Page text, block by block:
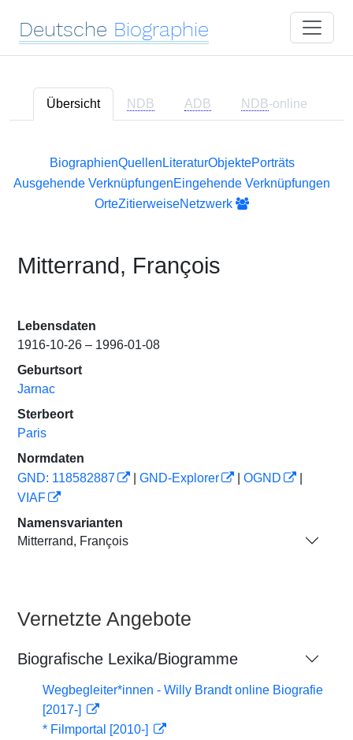
Deutsche Biographie
Übersicht NDB ADB NDB-online
BiographienQuellen LiteraturObjektePorträts
Ausgehende VerknüpfungenEingehende Verknüpfungen
OrteZitierweiseNetzwerk
Mitterrand, François
Lebensdaten
1916-10-26 – 1996-01-08
Geburtsort
Jarnac
Sterbeort
Paris
Normdaten
GND: 118582887
GND-Explorer OGND
VIAF
Namensvarianten
Mitterrand, François
Vernetzte Angebote
Biografische Lexika/Biogramme
Wegbegleiter*innen - Willy Brandt online Biografie
[2017-]
* Filmportal [2010-]